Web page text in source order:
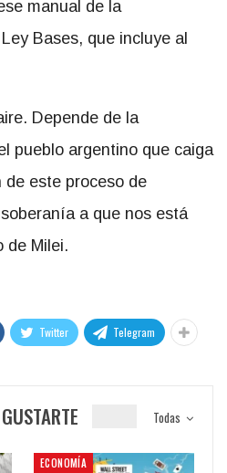
manual de la
Bases, que incluye al
Depende de la
pueblo argentino que caiga
de este proceso de
a que nos está
de Milei.
Twitter Telegram
Todas
ECONOMÍA